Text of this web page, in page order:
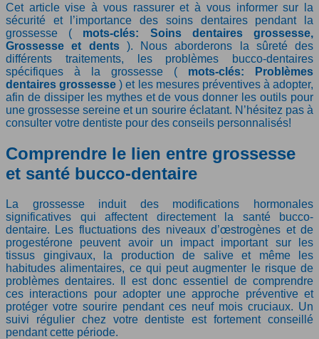
Cet article vise à vous rassurer et à vous informer sur la
sécurité et l’importance des soins dentaires pendant la
grossesse ( mots-clés: Soins dentaires grossesse,
Grossesse et dents ). Nous aborderons la sûreté des
différents traitements, les problèmes bucco-dentaires
spécifiques à la grossesse ( mots-clés: Problèmes
dentaires grossesse) et les mesures préventives à adopter,
afin de dissiper les mythes et de vous donner les outils pour
une grossesse sereine et un sourire éclatant. N’hésitez pas à
consulter votre dentiste pour des conseils personnalisés!
Comprendre le lien entre grossesse
et santé bucco-dentaire
La grossesse induit des modifications hormonales
significatives qui affectent directement la santé bucco-
dentaire. Les fluctuations des niveaux d’œstrogènes et de
progestérone peuvent avoir un impact important sur les
tissus gingivaux, la production de salive et même les
habitudes alimentaires, ce qui peut augmenter le risque de
problèmes dentaires. Il est donc essentiel de comprendre
ces interactions pour adopter une approche préventive et
protéger votre sourire pendant ces neuf mois cruciaux. Un
suivi régulier chez votre dentiste est fortement conseillé
pendant cette période.